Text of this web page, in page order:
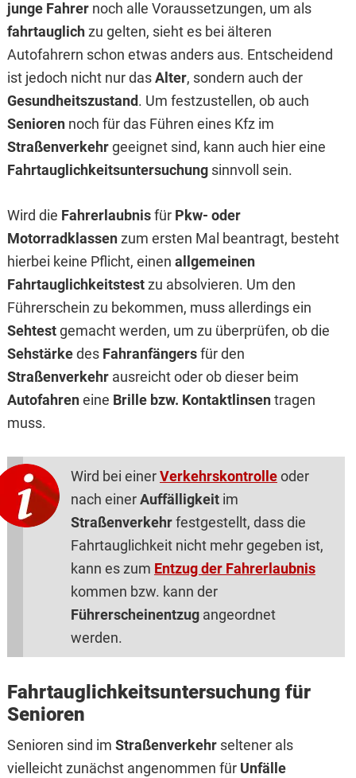
junge Fahrernoch alle Voraussetzungen, um als
fahrtauglichzu gelten, sieht es bei älteren
Autofahrern schon etwas anders aus. Entscheidend
ist jedoch nicht nur dasAlter, sondern auch der
Gesundheitszustand. Um festzustellen, ob auch
Seniorennoch für das Führen eines Kfz im
Straßenverkehrgeeignet sind, kann auch hier eine
Fahrtauglichkeitsuntersuchungsinnvoll sein.
Wird die Fahrerlaubnisfür Pkw- oder
Motorradklassenzum ersten Mal beantragt, besteht
hierbei keine Pflicht, einen allgemeinen
Fahrtauglichkeitstestzu absolvieren. Um den
Führerschein zu bekommen, muss allerdings ein
Sehtestgemacht werden, um zu überprüfen, ob die
Sehstärkedes Fahranfängersfür den
Straßenverkehrausreicht oder ob dieser beim
Autofahreneine Brille bzw. Kontaktlinsentragen
muss.
Wird bei einerVerkehrskontrolleoder
nach einerAuffälligkeitim
Straßenverkehrfestgestellt, dass die
Fahrtauglichkeit nicht mehr gegeben ist,
kann es zum Entzug der Fahrerlaubnis
kommen bzw. kann der
Führerscheinentzugangeordnet
werden.
Fahrtauglichkeitsuntersuchung für
Senioren
Senioren sind im Straßenverkehrseltener als
vielleicht zunächst angenommen für Unfälle